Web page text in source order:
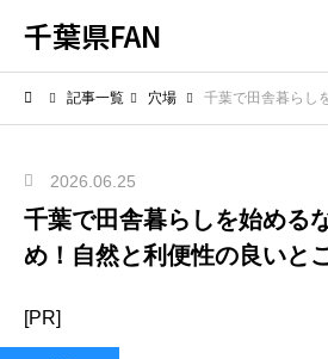
千葉県FAN
記事一覧 穴場 千葉で田舎暮らしを始めるなら
2026.06.25
千葉で田舎暮らしを始める
め！自然と利便性の良いと
[PR]